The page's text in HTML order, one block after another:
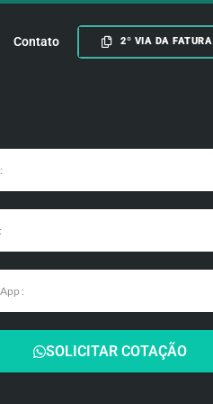
Contato 2º VIA DA FATURA
SOLICITAR COTAÇÃO